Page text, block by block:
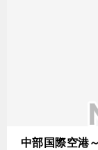
中部国際空港